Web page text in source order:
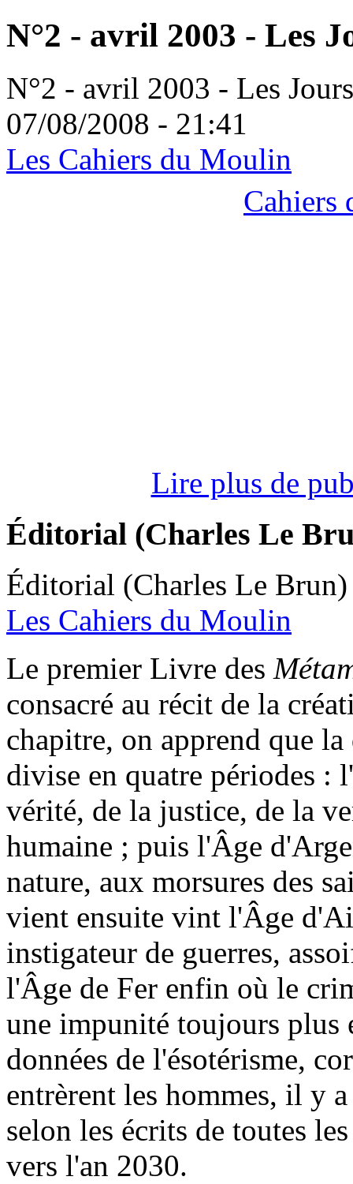
N°2 - avril 2003 - Les
N°2 - avril 2003 - Les
07/08/2008 - 21:41
Les Cahiers du Moulin
Cahiers
Lire plus de
Éditorial (Charles Le
Éditorial (Charles Le Brun)
Les Cahiers du Moulin
Le premier Livre des
consacré au récit de la
chapitre, on apprend que
divise en quatre périodes :
vérité, de la justice, de la
humaine ; puis l'Âge
nature, aux morsures des
vient ensuite vint l'Âge
instigateur de guerres,
l'Âge de Fer enfin où le
une impunité toujours plus
données de l'ésotérisme,
entrèrent les hommes, il y
selon les écrits de toutes
vers l'an 2030.